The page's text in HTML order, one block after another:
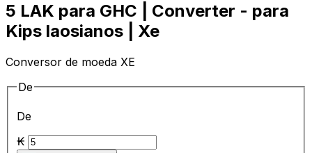
5 LAK para GHC | Converter - para
Kips laosianos | Xe
Conversor de moeda XE
De
De
₭